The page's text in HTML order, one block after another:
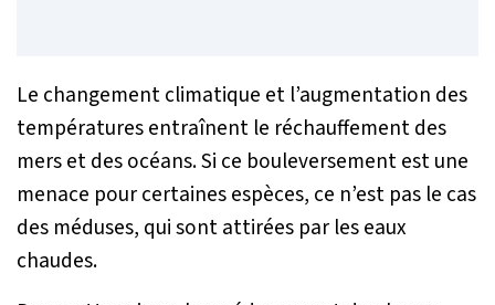
Le changement climatique et l’augmentation des
températures entraînent le réchauffement des
mers et des océans. Si ce bouleversement est une
menace pour certaines espèces, ce n’est pas le cas
des méduses, qui sont attirées par les eaux
chaudes.